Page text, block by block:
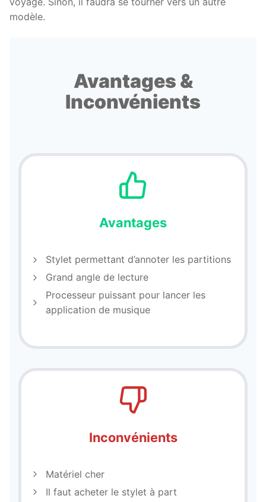
modèle.
Avantages &
Inconvénients
Avantages
Stylet permettant d’annoter les partitions
Grand angle de lecture
Processeur puissant pour lancer les
application de musique
Inconvénients
Matériel cher
Il faut acheter le stylet à part